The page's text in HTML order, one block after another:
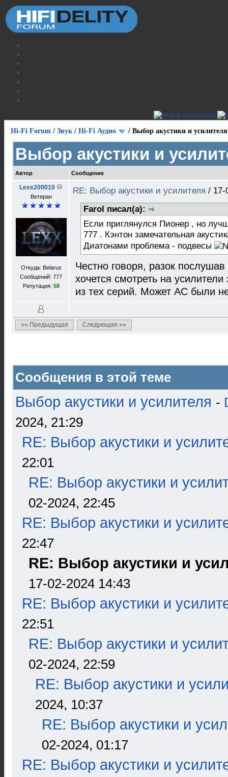
Hi-Fi Forum / Звук / Hi-Fi Аудио / Выбор акустики и усилителя
Выбор акустики и
Автор Сообщение
Lexx200010
Ветеран
Откуда: Belarus
Сообщений: 777
Репутация: 58
RE: Выбор акустики и усилителя / 17-
Farol писал(а):
Если приглянулся Пионер , но
777 . Кэнтон замечательная
Диатонами проблема - подвесы
Честно говоря, разок
хочется смотреть на
из тех серий. Может АС были
«« Предыдущая Следующая »»
Сообщения в этой теме
Выбор акустики и усилителя -
2024, 21:29
RE: Выбор акустики и
22:01
RE: Выбор акустики и
02-2024, 22:45
RE: Выбор акустики и
22:47
RE: Выбор акустики и
17-02-2024 14:43
RE: Выбор акустики и
22:51
RE: Выбор акустики и
02-2024, 22:59
RE: Выбор акустики и
2024, 10:37
RE: Выбор акустики и
02-2024, 01:17
RE: Выбор акустики и